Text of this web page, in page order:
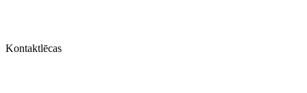
Kontaktlēcas